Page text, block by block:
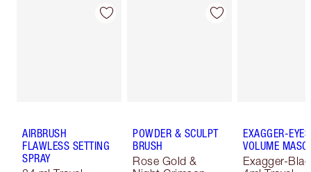
AIRBRUSH
FLAWLESS SETTING
SPRAY
POWDER & SCULPT
BRUSH
Rose Gold &
EXAGGER-EYES
VOLUME
Exagger-